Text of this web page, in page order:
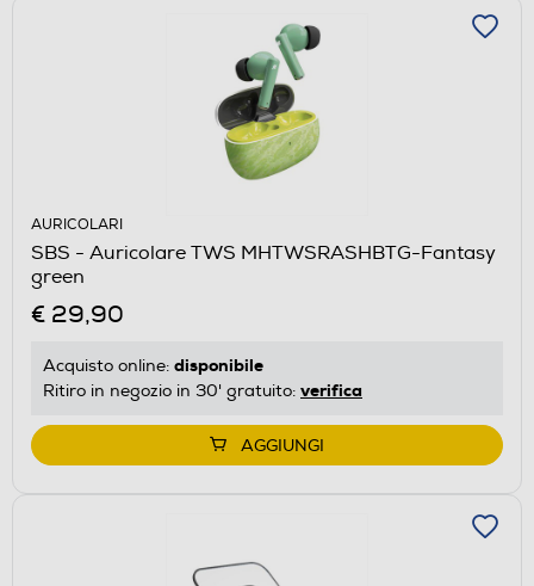
AURICOLARI
SBS - Auricolare TWS MHTWSRASHBTG-Fantasy
green
€ 29,90
Acquisto online: disponibile
Ritiro in negozio in 30' gratuito: verifica
AGGIUNGI